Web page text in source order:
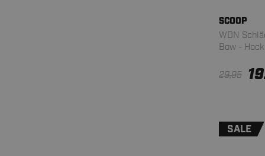
SCOOP
WDN
Bow -
29,95
SALE